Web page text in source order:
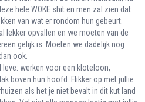
hele WOKE shit en men zal zien dat
van wat er rondom hun gebeurt.
lekker opvallen en we moeten van de
gelijk is. Moeten we dadelijk nog
ook.
werken voor een kloteloon,
boven hun hoofd. Flikker op met jullie
als het je niet bevalt in dit kut land